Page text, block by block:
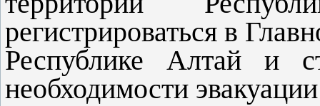
регистрироваться в
Республике Алтай и
необходимости